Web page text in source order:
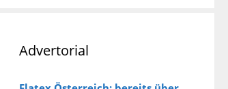
Advertorial